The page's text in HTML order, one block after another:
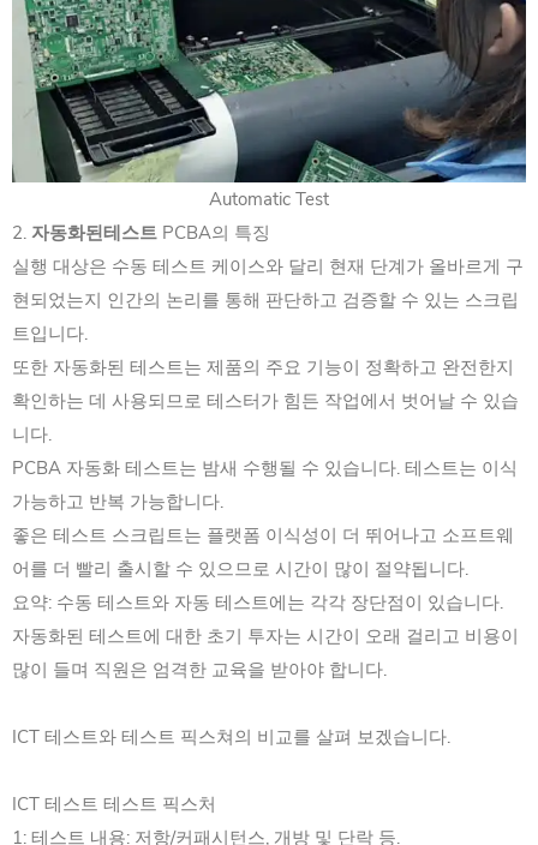
Automatic Test
2. 자동화된테스트 PCBA의 특징
실행 대상은 수동 테스트 케이스와 달리 현재 단계가 올바르게 구
현되었는지 인간의 논리를 통해 판단하고 검증할 수 있는 스크립
트입니다.
또한 자동화된 테스트는 제품의 주요 기능이 정확하고 완전한지
확인하는 데 사용되므로 테스터가 힘든 작업에서 벗어날 수 있습
니다.
PCBA 자동화 테스트는 밤새 수행될 수 있습니다. 테스트는 이식
가능하고 반복 가능합니다.
좋은 테스트 스크립트는 플랫폼 이식성이 더 뛰어나고 소프트웨
어를 더 빨리 출시할 수 있으므로 시간이 많이 절약됩니다.
요약: 수동 테스트와 자동 테스트에는 각각 장단점이 있습니다.
자동화된 테스트에 대한 초기 투자는 시간이 오래 걸리고 비용이
많이 들며 직원은 엄격한 교육을 받아야 합니다.
ICT 테스트와 테스트 픽스쳐의 비교를 살펴 보겠습니다.
ICT 테스트 테스트 픽스처
1: 테스트 내용: 저항/커패시턴스, 개방 및 단락 등.